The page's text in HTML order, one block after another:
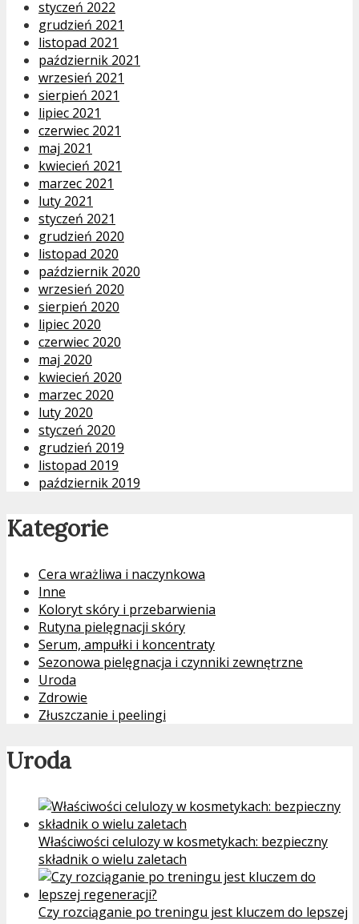
styczeń 2022
grudzień 2021
listopad 2021
październik 2021
wrzesień 2021
sierpień 2021
lipiec 2021
czerwiec 2021
maj 2021
kwiecień 2021
marzec 2021
luty 2021
styczeń 2021
grudzień 2020
listopad 2020
październik 2020
wrzesień 2020
sierpień 2020
lipiec 2020
czerwiec 2020
maj 2020
kwiecień 2020
marzec 2020
luty 2020
styczeń 2020
grudzień 2019
listopad 2019
październik 2019
Kategorie
Cera wrażliwa i naczynkowa
Inne
Koloryt skóry i przebarwienia
Rutyna pielęgnacji skóry
Serum, ampułki i koncentraty
Sezonowa pielęgnacja i czynniki zewnętrzne
Uroda
Zdrowie
Złuszczanie i peelingi
Uroda
Właściwości celulozy w kosmetykach: bezpieczny
składnik o wielu zaletach
Czy rozciąganie po treningu jest kluczem do lepszej